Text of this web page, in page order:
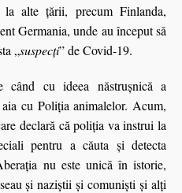
alte ţării, precum Finlanda,
Germania, unde au început să
„suspecţi” de Covid-19.
cu ideea năstrușnică a
cu Poliția animalelor. Acum,
declară că poliția va instrui la
pentru a căuta și detecta
nu este unică în istorie,
şi naziștii şi comunişti şi alţi